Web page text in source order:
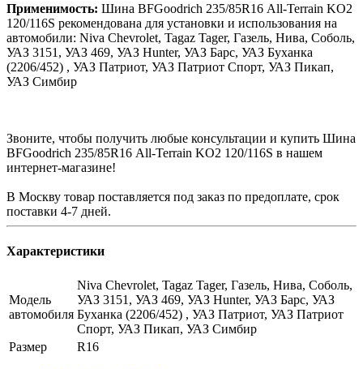
Применимость: Шина BFGoodrich 235/85R16 Аll-Terrain KO2
120/116S рекомендована для установки и использования на
автомобили: Niva Chevrolet, Tagaz Tager, Газель, Нива, Соболь,
УАЗ 3151, УАЗ 469, УАЗ Hunter, УАЗ Барс, УАЗ Буханка
(2206/452) , УАЗ Патриот, УАЗ Патриот Спорт, УАЗ Пикап,
УАЗ Симбир
Звоните, чтобы получить любые консультации и купить Шина
BFGoodrich 235/85R16 Аll-Terrain KO2 120/116S в нашем
интернет-магазине!
В Москву товар поставляется под заказ по предоплате, срок
поставки 4-7 дней.
Характеристики
Модель
автомобиля
Niva Chevrolet, Tagaz Tager, Газель, Нива, Соболь,
УАЗ 3151, УАЗ 469, УАЗ Hunter, УАЗ Барс, УАЗ
Буханка (2206/452) , УАЗ Патриот, УАЗ Патриот
Спорт, УАЗ Пикап, УАЗ Симбир
Размер
R16